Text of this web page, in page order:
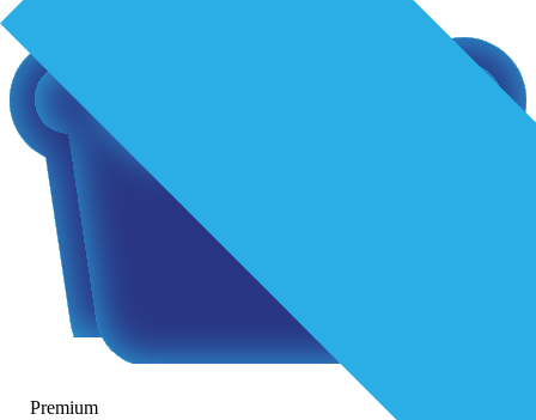
Premium